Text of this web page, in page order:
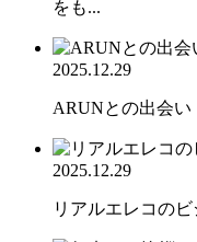
をも...
2025.12.29
ARUNとの出会い
2025.12.29
リアルエレコの